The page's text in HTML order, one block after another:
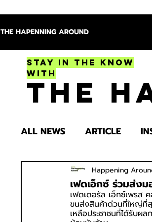
THE HAPENNING AROUND
Stay in the Know
With
The
ALL NEWS ARTICLE
ENTERTAINMENT
SPOTLIGHT TRY
เฟดเอ็กซ์ ร่วมส่ง
Happening
เฟดเดอรัล เอ็กซ์เพรส
ขนส่งสินค้าด่วนที่ใหญ่ที่
เหลือประชาชนที่ได้รับผ